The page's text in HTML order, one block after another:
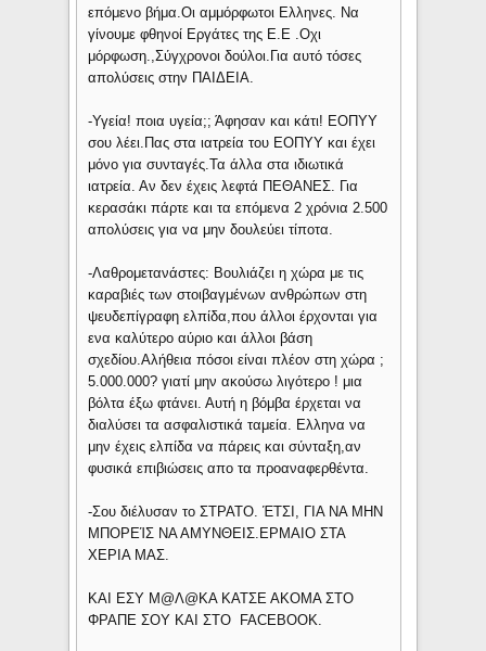
επόμενο βήμα.Οι αμμόρφωτοι Ελληνες. Να
γίνουμε φθηνοί Εργάτες της Ε.Ε .Οχι
μόρφωση.,Σύγχρονοι δούλοι.Για αυτό τόσες
απολύσεις στην ΠΑΙΔΕΙΑ.
-Υγεία! ποια υγεία;; Άφησαν και κάτι! ΕΟΠΥΥ
σου λέει.Πας στα ιατρεία του ΕΟΠΥΥ και έχει
μόνο για συνταγές.Τα άλλα στα ιδιωτικά
ιατρεία. Αν δεν έχεις λεφτά ΠΕΘΑΝΕΣ. Για
κερασάκι πάρτε και τα επόμενα 2 χρόνια 2.500
απολύσεις για να μην δουλεύει τίποτα.
-Λαθρομετανάστες: Βουλιάζει η χώρα με τις
καραβιές των στοιβαγμένων ανθρώπων στη
ψευδεπίγραφη ελπίδα,που άλλοι έρχονται για
ενα καλύτερο αύριο και άλλοι βάση
σχεδίου.Αλήθεια πόσοι είναι πλέον στη χώρα ;
5.000.000? γιατί μην ακούσω λιγότερο ! μια
βόλτα έξω φτάνει. Αυτή η βόμβα έρχεται να
διαλύσει τα ασφαλιστικά ταμεία. Ελληνα να
μην έχεις ελπίδα να πάρεις και σύνταξη,αν
φυσικά επιβιώσεις απο τα προαναφερθέντα.
-Σου διέλυσαν το ΣΤΡΑΤΟ. ΈΤΣΙ, ΓΙΑ ΝΑ ΜΗΝ
ΜΠΟΡΕΊΣ ΝΑ ΑΜΥΝΘΕΙΣ.ΕΡΜΑΙΟ ΣΤΑ
ΧΕΡΙΑ ΜΑΣ.
ΚΑΙ ΕΣΥ Μ@Λ@ΚΑ ΚΑΤΣΕ ΑΚΟΜΑ ΣΤΟ
ΦΡΑΠΕ ΣΟΥ ΚΑΙ ΣΤΟ FACEBOOK.